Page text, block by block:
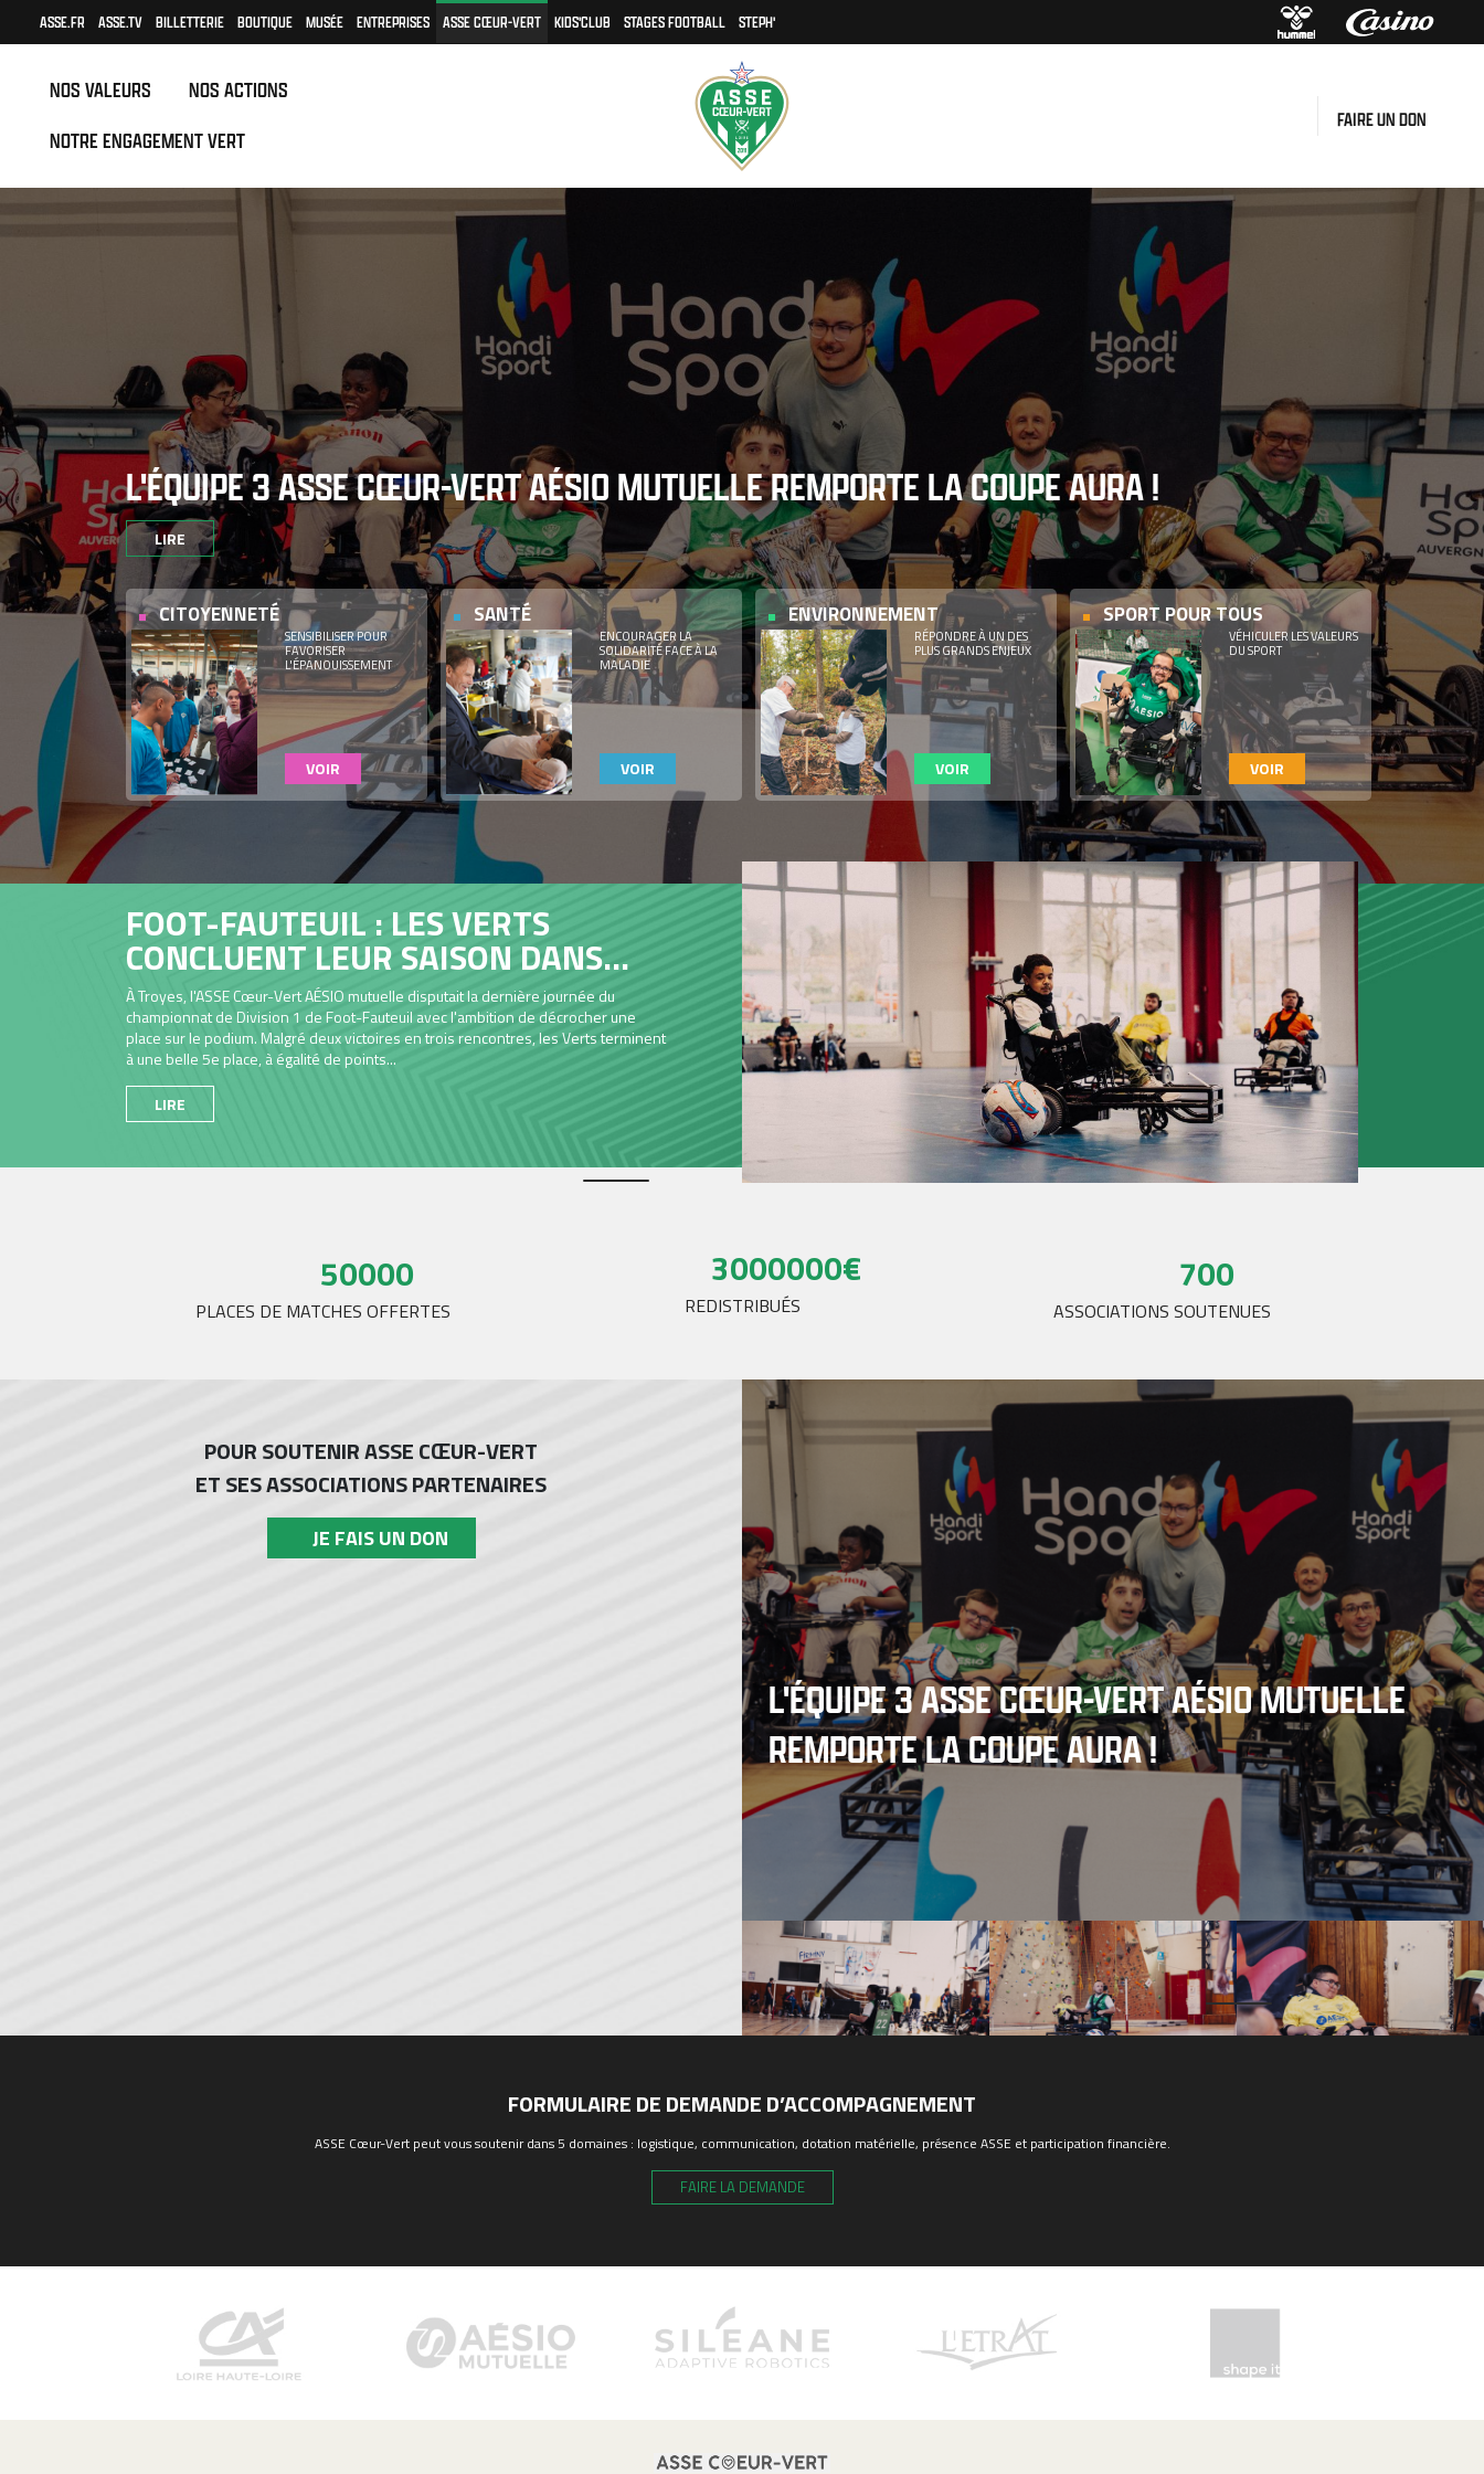
ASSE.FR ASSE.TV BILLETTERIE BOUTIQUE MUSÉE ENTREPRISES ASSE CŒUR-VERT KIDS'CLUB STAGES FOOTBALL STEPH'
NOS VALEURS
NOS ACTIONS
NOTRE ENGAGEMENT VERT
FAIRE UN DON
L'ÉQUIPE 3 ASSE CŒUR-VERT AÉSIO MUTUELLE REMPORTE LA COUPE AURA !
LIRE
CITOYENNETÉ
SENSIBILISER POUR
FAVORISER
L'ÉPANOUISSEMENT
VOIR
SANTÉ
ENCOURAGER LA
SOLIDARITÉ FACE À LA
MALADIE
VOIR
ENVIRONNEMENT
RÉPONDRE À UN DES
PLUS GRANDS ENJEUX
VOIR
SPORT POUR TOUS
VÉHICULER LES VALEURS
DU SPORT
VOIR
DÉFI SPORTIF ET AVENTURE SOLIDAIRE
AU RUN HANDI NATURE 42
Deux équipes d’ASSE Cœur-Vert étaient au départ du Run Handi Nature 42 pour
partager une belle aventure humaine et sportive aux côtés de centaines de
participants engagés pour l’inclusion.Ce mercredi 10 juin, ASSE Cœur-Vert a
participé à la 5e édition du Run Handi Nature...
3000000€
REDISTRIBUÉS
50000
PLACES DE MATCHES OFFERTES
700
ASSOCIATIONS SOUTENUES
POUR SOUTENIR ASSE CŒUR-VERT
ET SES ASSOCIATIONS PARTENAIRES
JE FAIS UN DON
L'ÉQUIPE 3 ASSE CŒUR-VERT AÉSIO MUTUELLE
REMPORTE LA COUPE AURA !
FORMULAIRE DE DEMANDE D’ACCOMPAGNEMENT
ASSE Cœur-Vert peut vous soutenir dans 5 domaines : logistique, communication, dotation matérielle, présence ASSE et participation financière.
FAIRE LA DEMANDE